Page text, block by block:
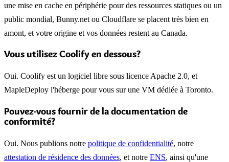
une mise en cache en périphérie pour des ressources statiques ou un
public mondial, Bunny.net ou Cloudflare se placent très bien en
amont, et votre origine et vos données restent au Canada.
Vous utilisez Coolify en dessous?
Oui. Coolify est un logiciel libre sous licence Apache 2.0, et
MapleDeploy l'héberge pour vous sur une VM dédiée à Toronto.
Pouvez-vous fournir de la documentation de
conformité?
Oui. Nous publions notre politique de confidentialité, notre
attestation de résidence des données, et notre ENS, ainsi qu'une